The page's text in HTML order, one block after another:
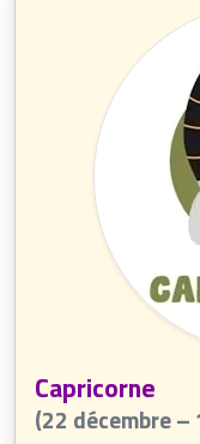
Capricorne
(22 décembre –